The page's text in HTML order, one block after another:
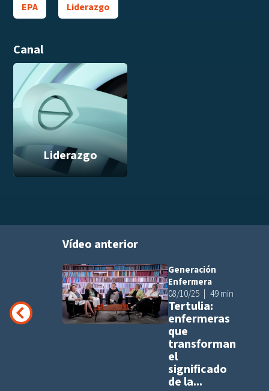
EPA Liderazgo
Canal
Liderazgo
Vídeo anterior
Añadir a
Generación
Enfermera
08/10/25
49 min
Tertulia:
enfermeras
que
transforman
el
significado
de la...